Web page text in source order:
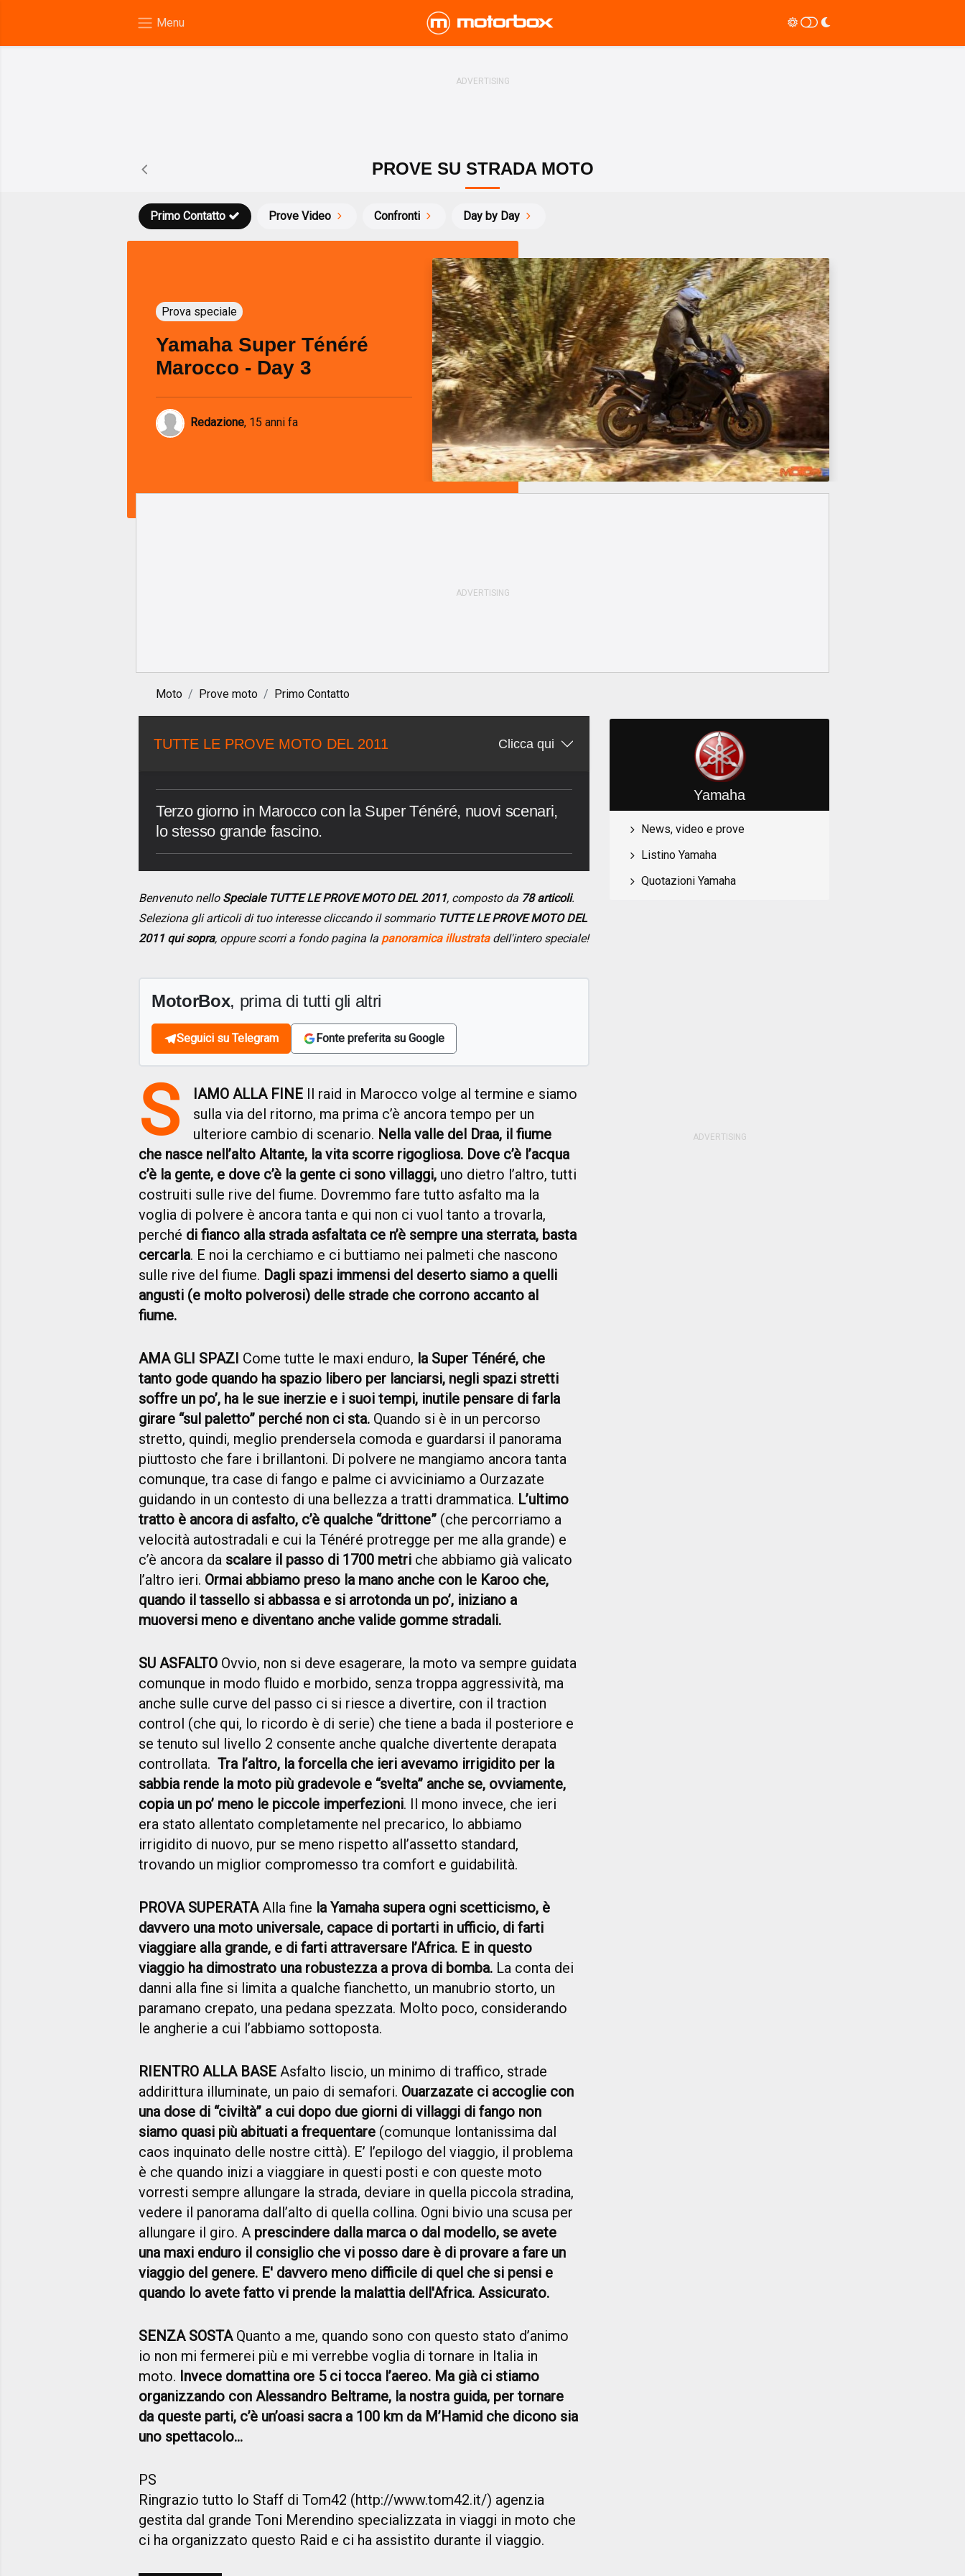
PROVE SU STRADA MOTO
Prove Video Confronti
Primo Contatto Day by Day
Prova speciale
Yamaha Super Ténéré
Marocco - Day 3
Redazione, 15 anni fa
Moto Prove moto Primo Contatto
TUTTE LE PROVE MOTO DEL 2011 Clicca qui
Terzo giorno in Marocco con la Super Ténéré, nuovi scenari,
lo stesso grande fascino.
Benvenuto nello Speciale TUTTE LE PROVE MOTO DEL 2011, composto da 78 articoli.
Seleziona gli articoli di tuo interesse cliccando il sommario TUTTE LE PROVE MOTO DEL
2011 qui sopra, oppure scorri a fondo pagina la panoramica illustratadell'intero speciale!
MotorBox, prima di tutti gli altri
Seguici su Telegram Fonte preferita su Google
S IAMO ALLA FINE Il raid in Marocco volge al termine e siamo
sulla via del ritorno, ma prima c’è ancora tempo per un
ulteriore cambio di scenario. Nella valle del Draa, il fiume
che nasce nell’alto Altante, la vita scorre rigogliosa. Dove c’è l’acqua
c’è la gente, e dove c’è la gente ci sono villaggi, uno dietro l’altro, tutti
costruiti sulle rive del fiume. Dovremmo fare tutto asfalto ma la
voglia di polvere è ancora tanta e qui non ci vuol tanto a trovarla,
perché di fianco alla strada asfaltata ce n’è sempre una sterrata, basta
cercarla. E noi la cerchiamo e ci buttiamo nei palmeti che nascono
sulle rive del fiume. Dagli spazi immensi del deserto siamo a quelli
angusti (e molto polverosi) delle strade che corrono accanto al
fiume.
AMA GLI SPAZI Come tutte le maxi enduro, la Super Ténéré, che
tanto gode quando ha spazio libero per lanciarsi, negli spazi stretti
soffre un po’, ha le sue inerzie e i suoi tempi, inutile pensare di farla
girare “sul paletto” perché non ci sta. Quando si è in un percorso
stretto, quindi, meglio prendersela comoda e guardarsi il panorama
piuttosto che fare i brillantoni. Di polvere ne mangiamo ancora tanta
comunque, tra case di fango e palme ci avviciniamo a Ourzazate
guidando in un contesto di una bellezza a tratti drammatica. L’ultimo
tratto è ancora di asfalto, c’è qualche “drittone” (che percorriamo a
velocità autostradali e cui la Ténéré protregge per me alla grande) e
c’è ancora da scalare il passo di 1700 metri che abbiamo già valicato
l’altro ieri. Ormai abbiamo preso la mano anche con le Karoo che,
quando il tassello si abbassa e si arrotonda un po’, iniziano a
muoversi meno e diventano anche valide gomme stradali.
SU ASFALTO Ovvio, non si deve esagerare, la moto va sempre guidata
comunque in modo fluido e morbido, senza troppa aggressività, ma
anche sulle curve del passo ci si riesce a divertire, con il traction
control (che qui, lo ricordo è di serie) che tiene a bada il posteriore e
se tenuto sul livello 2 consente anche qualche divertente derapata
controllata. Tra l’altro, la forcella che ieri avevamo irrigidito per la
sabbia rende la moto più gradevole e “svelta” anche se, ovviamente,
copia un po’ meno le piccole imperfezioni. Il mono invece, che ieri
era stato allentato completamente nel precarico, lo abbiamo
irrigidito di nuovo, pur se meno rispetto all’assetto standard,
trovando un miglior compromesso tra comfort e guidabilità.
PROVA SUPERATAAlla fine la Yamaha supera ogni scetticismo, è
davvero una moto universale, capace di portarti in ufficio, di farti
viaggiare alla grande, e di farti attraversare l’Africa. E in questo
viaggio ha dimostrato una robustezza a prova di bomba. La conta dei
danni alla fine si limita a qualche fianchetto, un manubrio storto, un
paramano crepato, una pedana spezzata. Molto poco, considerando
le angherie a cui l’abbiamo sottoposta.
RIENTRO ALLA BASE Asfalto liscio, un minimo di traffico, strade
addirittura illuminate, un paio di semafori. Ouarzazate ci accoglie con
una dose di “civiltà” a cui dopo due giorni di villaggi di fango non
siamo quasi più abituati a frequentare (comunque lontanissima dal
caos inquinato delle nostre città). E’ l’epilogo del viaggio, il problema
è che quando inizi a viaggiare in questi posti e con queste moto
vorresti sempre allungare la strada, deviare in quella piccola stradina,
vedere il panorama dall’alto di quella collina. Ogni bivio una scusa per
allungare il giro. A prescindere dalla marca o dal modello, se avete
una maxi enduro il consiglio che vi posso dare è di provare a fare un
viaggio del genere. E' davvero meno difficile di quel che si pensi e
quando lo avete fatto vi prende la malattia dell'Africa. Assicurato.
SENZA SOSTAQuanto a me, quando sono con questo stato d’animo
io non mi fermerei più e mi verrebbe voglia di tornare in Italia in
moto. Invece domattina ore 5 ci tocca l’aereo. Ma già ci stiamo
organizzando con Alessandro Beltrame, la nostra guida, per tornare
da queste parti, c’è un’oasi sacra a 100 km da M’Hamid che dicono sia
uno spettacolo…
PS
Ringrazio tutto lo Staff di Tom42 (http://www.tom42.it/) agenzia
gestita dal grande Toni Merendino specializzata in viaggi in moto che
ci ha organizzato questo Raid e ci ha assistito durante il viaggio.
Yamaha
News, video e prove
Listino Yamaha
Quotazioni Yamaha